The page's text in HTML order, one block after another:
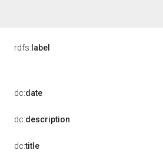
rdfs: label
dc:date
dc:description
dc:title